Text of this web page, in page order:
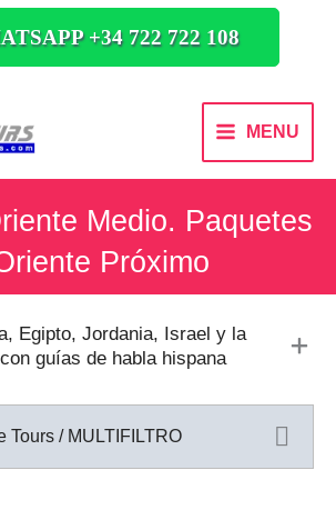
+34 722 722 108
MENU
Medio. Paquetes
Próximo
Egipto, Jordania, Israel y la
guías de habla hispana
Tours / MULTIFILTRO